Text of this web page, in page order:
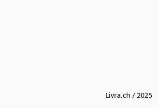
Livra.ch / 2025